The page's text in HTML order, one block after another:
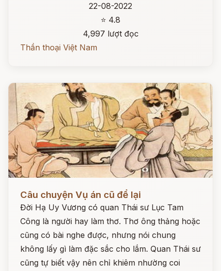
22-08-2022
⭐ 4.8
4,997 lượt đọc
Thần thoại Việt Nam
Câu chuyện Vụ án cũ để lại
Đời Hạ Uy Vương có quan Thái sư Lục Tam
Công là người hay làm thơ. Thơ ông thảng hoặc
cũng có bài nghe được, nhưng nói chung
không lấy gì làm đặc sắc cho lắm. Quan Thái sư
cũng tự biết vậy nên chỉ khiêm nhường coi